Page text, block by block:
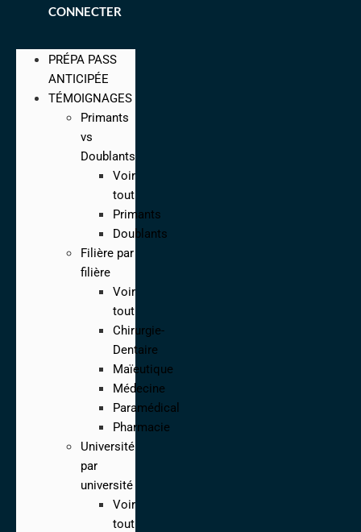
CONNECTER
PRÉPA PASS
ANTICIPÉE
TÉMOIGNAGES
Primants
vs
Doublants
Voir
tout
Primants
Doublants
Filière par
filière
Voir
tout
Chirurgie-
Dentaire
Maïeutique
Médecine
Paramédical
Pharmacie
Université
par
université
Voir
tout